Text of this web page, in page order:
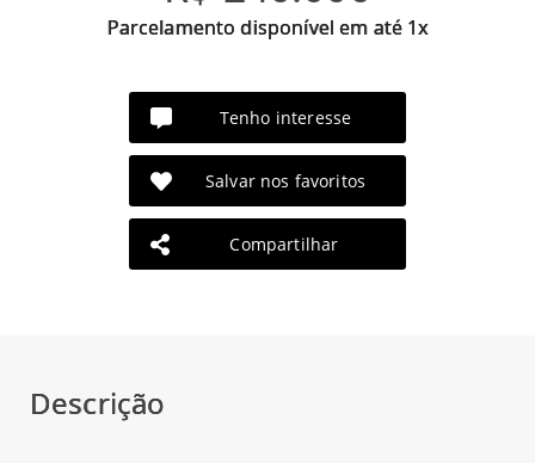
Parcelamento disponível em até 1x
Tenho interesse
Salvar nos favoritos
Compartilhar
Descrição